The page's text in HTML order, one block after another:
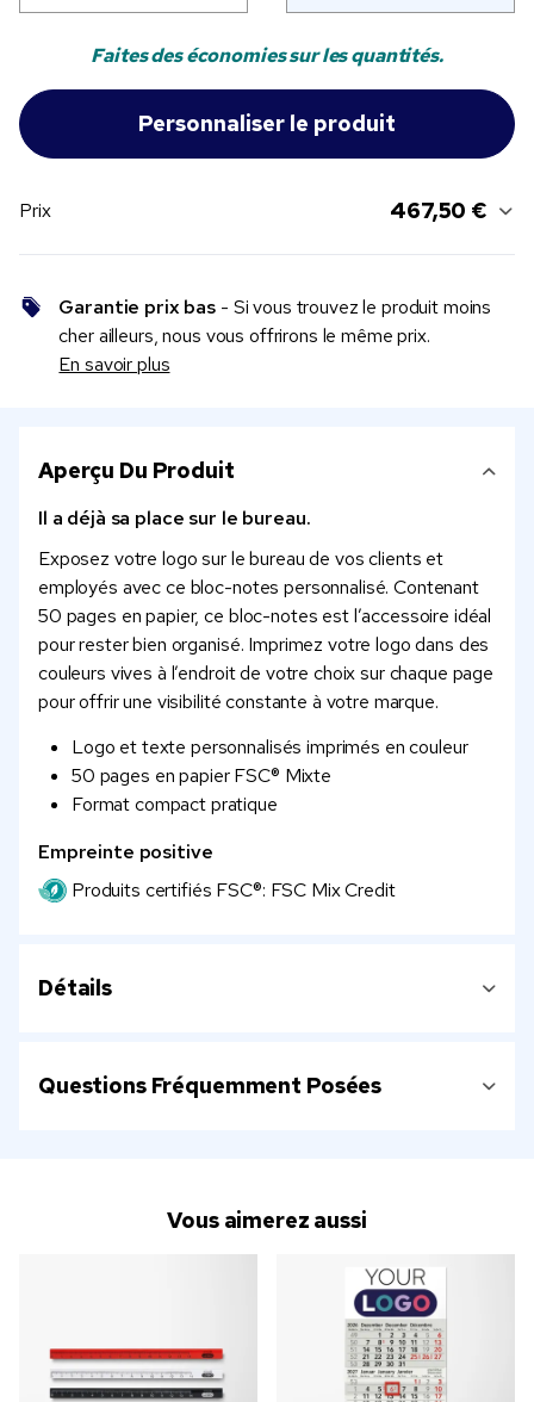
Faites des économies sur les quantités.
Prix 467,50 €
Garantie prix bas - Si vous trouvez le produit moins
cher ailleurs, nous vous offrirons le même prix.
En savoir plus
Aperçu Du Produit
Il a déjà sa place sur le bureau.
Exposez votre logo sur le bureau de vos clients et
employés avec ce bloc-notes personnalisé. Contenant
50 pages en papier, ce bloc-notes est l’accessoire idéal
pour rester bien organisé. Imprimez votre logo dans des
couleurs vives à l’endroit de votre choix sur chaque page
pour offrir une visibilité constante à votre marque.
Logo et texte personnalisés imprimés en couleur
50 pages en papier FSC® Mixte
Format compact pratique
Empreinte positive
Produits certifiés FSC®: FSC Mix Credit
Détails
Questions Fréquemment Posées
Vous aimerez aussi